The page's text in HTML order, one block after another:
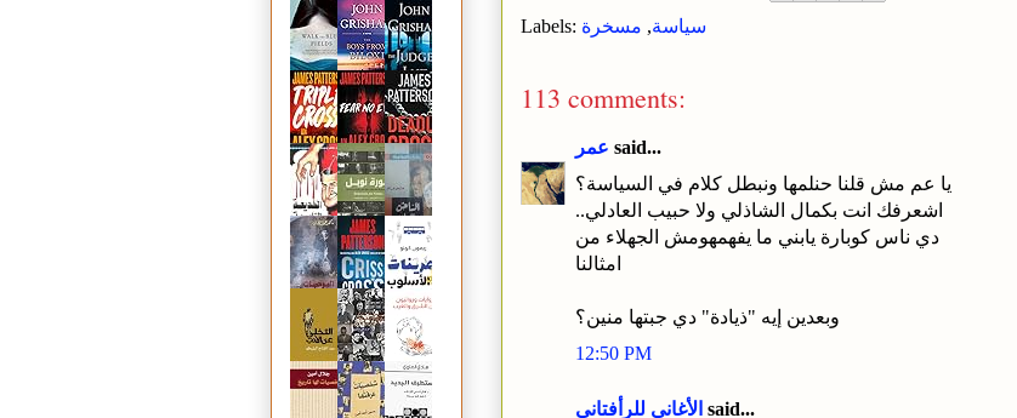
Labels:
سياسة, مسخرة
113 comments:
عمر said...
يا عم مش قلنا حنلمها ونبطل كلام في السياسة؟
اشعرفك انت بكمال الشاذلي ولا حبيب العادلي..
دي ناس كوبارة يابني ما يفهمهومش الجهلاء من
امثالنا
وبعدين إيه "ذيادة" دي جبتها منين؟
12:50 PM
الأغاني للرأفتاني said...